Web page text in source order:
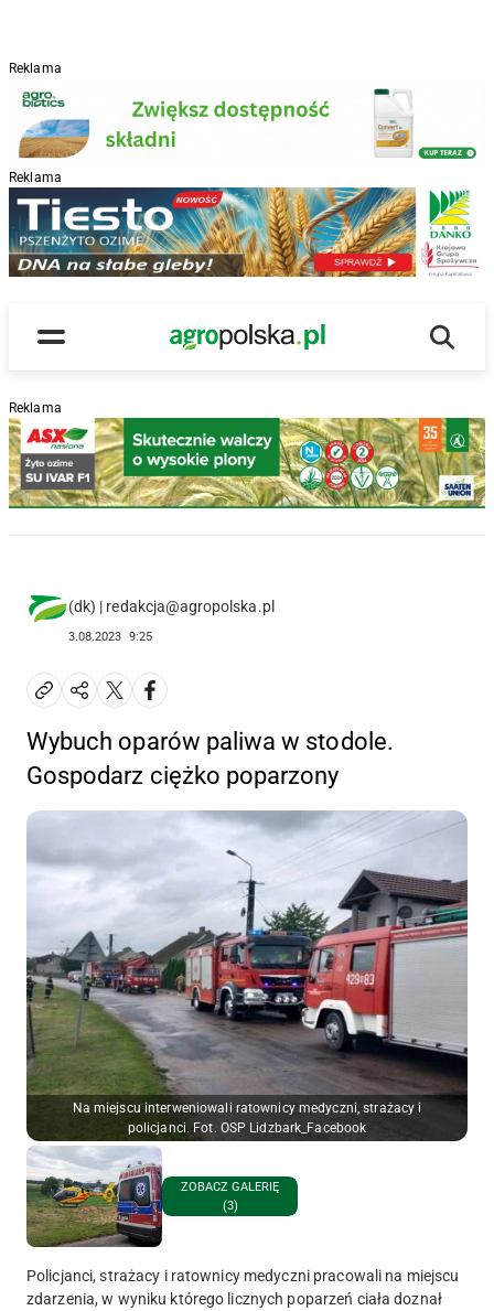
Reklama
Reklama
Menu
Main Logo
Reklama
(dk) | redakcja@agropolska.pl
3.08.2023 9:25
Wybuch oparów paliwa w stodole.
Gospodarz ciężko poparzony
Na miejscu interweniowali ratownicy medyczni, strażacy i
policjanci. Fot. OSP Lidzbark_Facebook
ZOBACZ GALERIĘ
(3)
Policjanci, strażacy i ratownicy medyczni pracowali na miejscu
zdarzenia, w wyniku którego licznych poparzeń ciała doznał